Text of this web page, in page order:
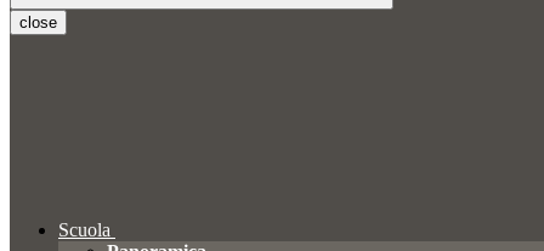
close
Scuola